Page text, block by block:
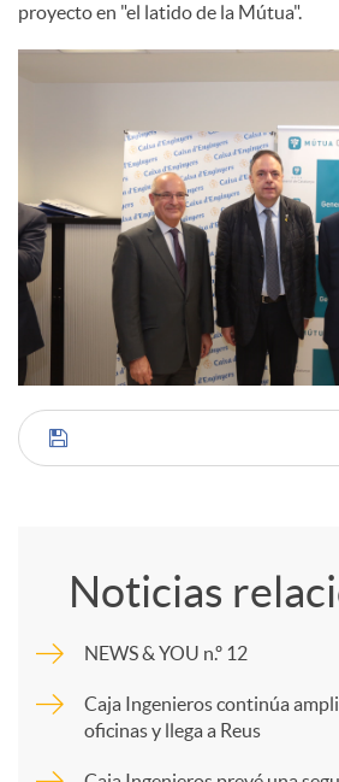
proyecto en "el latido de la Mútua".
C
p
Noticias
NEWS & YOU n.º 12
Caja Ingenieros continúa
oficinas y llega a Reus